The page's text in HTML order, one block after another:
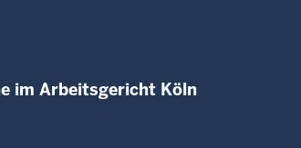
im Arbeitsgericht Köln